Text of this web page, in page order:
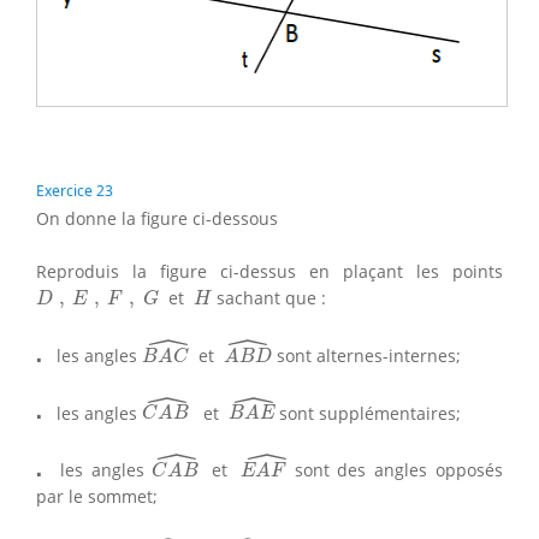
Exercice 23
On donne la figure ci-dessous
Reproduis la figure ci-dessus en plaçant les points
D , E , F , G
D, F G et H
Hsachant que :
⋅⋅ les angles ˆ
BAC
BAC^
et ˆ
ABD
ABD^
sont alternes-internes;
⋅⋅ les angles ˆ
CAB
CAB^
et ˆ
BAE
BAE^
sont supplémentaires;
⋅⋅ les angles ˆ
CAB
CAB^
et ˆ
EAF
EAF^
sont des angles opposés
par le sommet;